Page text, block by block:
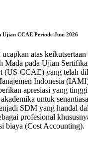
Ujian CCAE Periode Juni 2026
atas
Mada pada Ujian
(US-CCAE) yang telah
Indonesia
apresiasi yang tinggi
untuk
SDM yang handal
profesional
biaya (Cost Accounting).